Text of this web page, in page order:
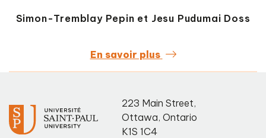
Simon-Tremblay Pepin et Jesu Pudumai Doss
En savoir plus
223 Main Street,
Ottawa, Ontario
K1S 1C4